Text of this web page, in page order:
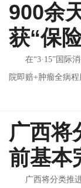
900余
获“保
在“3·15”国际
院即赔+肿瘤全病
广西将
前基本
广西将分类推